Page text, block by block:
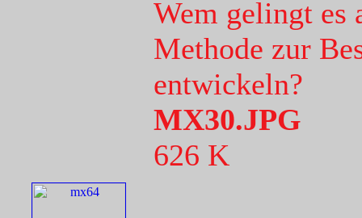
Wem gelingt es
Methode zur
entwickeln?
MX30.JPG
626 K